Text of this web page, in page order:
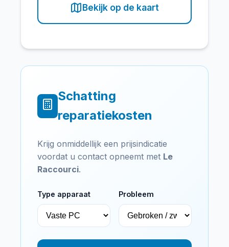
Bekijk op de kaart
Schatting
reparatiekosten
Krijg onmiddellijk een prijsindicatie
voordat u contact opneemt met Le
Raccourci.
Type apparaat Probleem